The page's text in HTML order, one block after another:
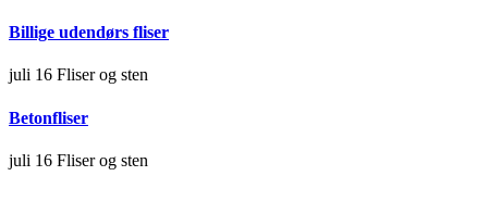
Billige udendørs fliser
juli 16 Fliser og sten
Betonfliser
juli 16 Fliser og sten